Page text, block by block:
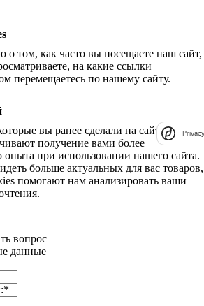
том, как часто вы посещаете наш сайт,
на какие ссылки
перемещаетесь по нашему сайту.
вы ранее сделали на сайте (язык,
получение вами более
опыта при использовании нашего сайта.
больше актуальных для вас товаров,
помогают нам анализировать ваши
вопрос
данные
*